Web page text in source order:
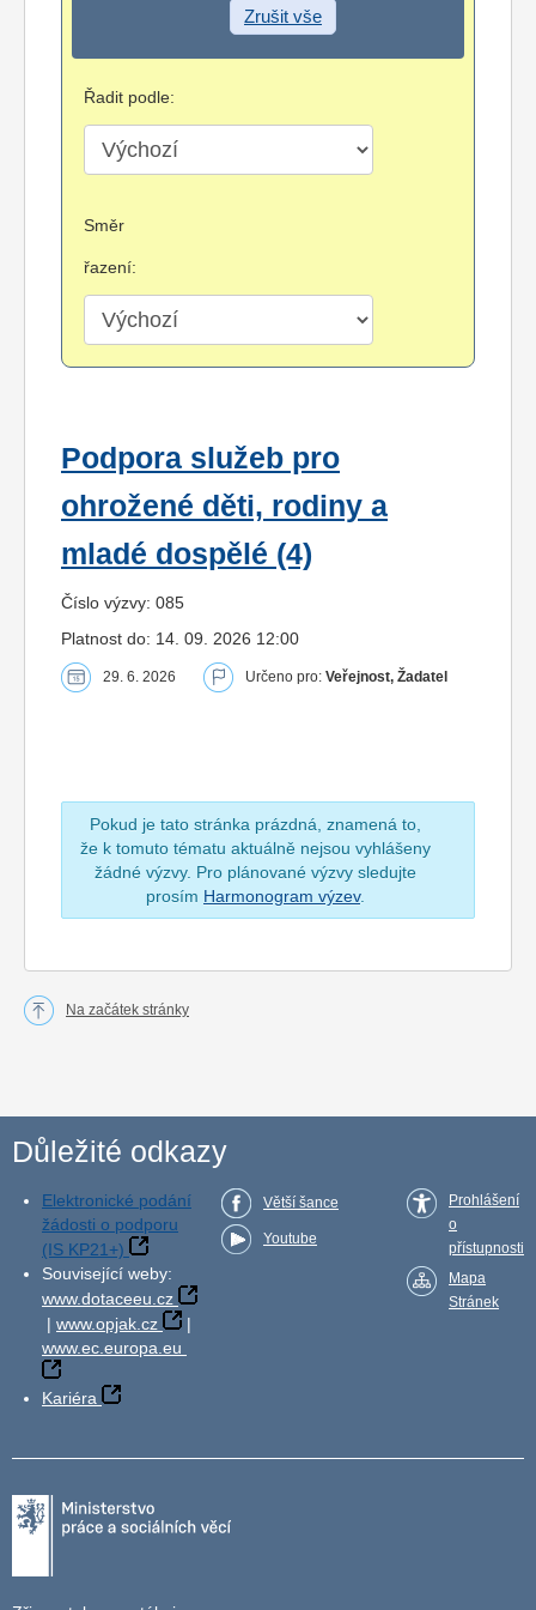
Zrušit vše
Řadit podle:
Směr
řazení:
Podpora služeb pro
ohrožené děti, rodiny a
mladé dospělé (4)
Číslo výzvy: 085
Platnost do: 14. 09. 2026 12:00
29. 6. 2026 Určeno pro: Veřejnost, Žadatel
Pokud je tato stránka prázdná, znamená to,
že k tomuto tématu aktuálně nejsou vyhlášeny
žádné výzvy. Pro plánované výzvy sledujte
prosím Harmonogram výzev.
Na začátek stránky
Důležité odkazy
Elektronické podání
žádosti o podporu
(IS KP21+)
Související weby:
www.dotaceeu.cz
| www.opjak.cz
|
www.ec.europa.eu
Kariéra
Větší šance
Youtube
Prohlášení
o
přístupnosti
Mapa
Stránek